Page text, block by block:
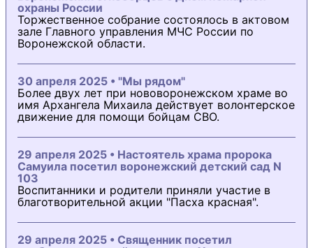
охраны России
Торжественное собрание состоялось в актовом
зале Главного управления МЧС России по
Воронежской области.
30 апреля 2025 • "Мы рядом"
Более двух лет при нововоронежском храме во
имя Архангела Михаила действует волонтерское
движение для помощи бойцам СВО.
29 апреля 2025 • Настоятель храма пророка
Самуила посетил воронежский детский сад N
103
Воспитанники и родители приняли участие в
благотворительной акции "Пасха красная".
29 апреля 2025 • Священник посетил